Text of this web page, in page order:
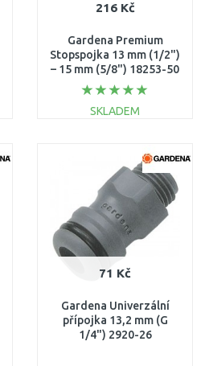
216 Kč
Gardena Premium
Stopspojka 13 mm (1/2")
– 15 mm (5/8") 18253-50
SKLADEM
Porovnat
71 Kč
Gardena Univerzální
přípojka 13,2 mm (G
1/4") 2920-26